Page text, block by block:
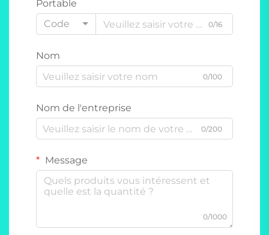
Portable
Code
0/16
Nom
0/100
Nom de l'entreprise
0/200
Message
0/1000